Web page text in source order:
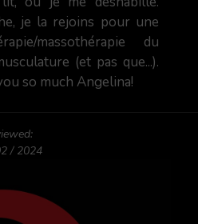
je la rejoins pour une
massothérapie du
(et pas que...).
so much Angelina!
/ 2024